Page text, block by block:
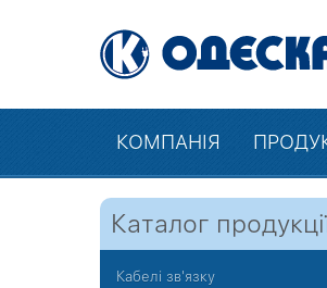
КОМПАНІЯ
Каталог
Кабелі зв'язку